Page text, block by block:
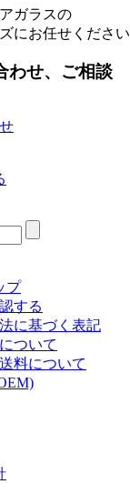
ガラスの
にお任せください
わせ、ご相談
プ
する
に基づく表記
ついて
料について